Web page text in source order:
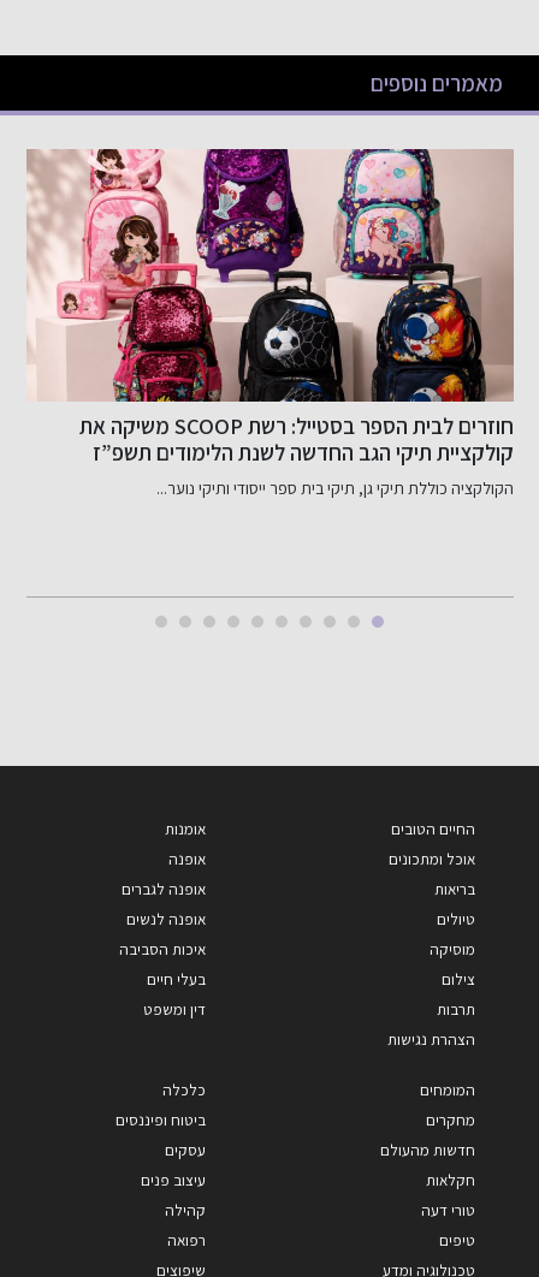
מאמרים נוספים
חוזרים לבית הספר בסטייל: רשת SCOOP משיקה את
קולקציית תיקי הגב החדשה לשנת הלימודים תשפ”ז
במחירים האטרקטיביים ביותר בשוק!
הקולקציה כוללת תיקי גן, תיקי בית ספר ייסודי ותיקי נוער...
החיים הטובים
אוכל ומתכונים
בריאות
טיולים
מוסיקה
צילום
תרבות
הצהרת נגישות
אומנות
אופנה
אופנה לגברים
אופנה לנשים
איכות הסביבה
בעלי חיים
דין ומשפט
המומחים
מחקרים
חדשות מהעולם
חקלאות
טורי דעה
טיפים
טכנולוגיה ומדע
כלכלה
ביטוח ופיננסים
עסקים
עיצוב פנים
קהילה
רפואה
שיפוצים